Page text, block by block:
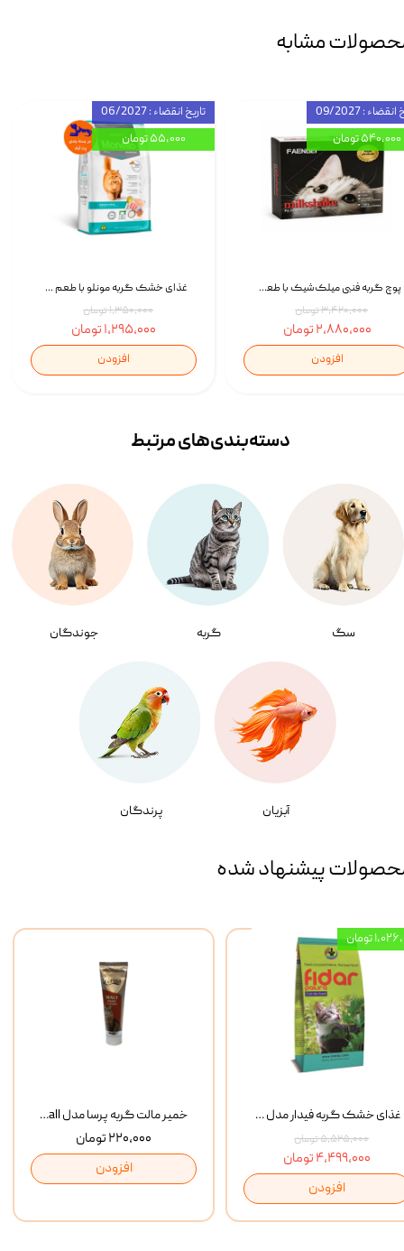
مشابه
غذای خشک گربه مونلو با طعم گوشت پرندگان و ماهی سالمون Monello Adult Hairball Control وزن 1 کیلوگرم
۱,۳۵۰,۰۰۰ تومان
۱,۲۹۵,۰۰۰ تومان
افزودن
تاریخ انقضاء : 06/2027
۵۵,۰۰۰ تومان
پوچ گربه فنبی میلک‌شیک با طعم مرغ Faenbei Cat Milk Shake Pouch بسته 12 عددی
۳,۴۲۰,۰۰۰ تومان
۲,۸۸۰,۰۰۰ تومان
افزودن
: 09/2027
۵۴۰,۰۰۰ تومان
سگ گربه جوندگان
آبزیان پرندگان
دسته‌بندی‌‌های مرتبط
پیشنهاد شده
خمیر مالت گربه پرسا مدل Anti Hairball وزن 110 گرم
۲۲۰,۰۰۰ تومان
افزودن
غذای خشک گربه فیدار مدل Adult وزن 10 کیلوگرم
۵,۵۲۵,۰۰۰ تومان
۴,۴۹۹,۰۰۰ تومان
افزودن
تومان